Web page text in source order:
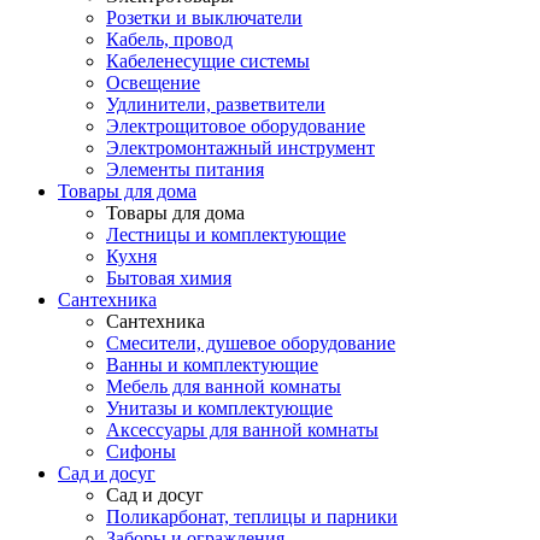
Розетки и выключатели
Кабель, провод
Кабеленесущие системы
Освещение
Удлинители, разветвители
Электрощитовое оборудование
Электромонтажный инструмент
Элементы питания
Товары для дома
Товары для дома
Лестницы и комплектующие
Кухня
Бытовая химия
Сантехника
Сантехника
Смесители, душевое оборудование
Ванны и комплектующие
Мебель для ванной комнаты
Унитазы и комплектующие
Аксессуары для ванной комнаты
Сифоны
Сад и досуг
Сад и досуг
Поликарбонат, теплицы и парники